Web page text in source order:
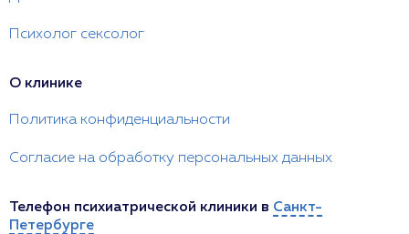
Психолог сексолог
О клинике
Политика конфиденциальности
Согласие на обработку персональных данных
Телефон психиатрической клиники в Санкт-
Петербурге